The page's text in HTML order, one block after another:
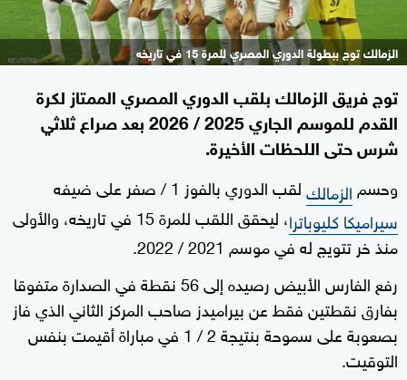
الزمالك توج ببطولة الدوري المصري للمرة 15 في تاريخه
توج فريق الزمالك بلقب الدوري المصري الممتاز لكرة
القدم للموسم الجاري 2025 / 2026 بعد صراع ثلاثي
شرس حتى اللحظات الأخيرة.
وحسمالزمالكلقب الدوري بالفوز 1 / صفر على ضيفه
سيراميكا كليوباترا
، ليحقق اللقب للمرة 15 في تاريخه، والأولى
منذ خر تتويج له في موسم 2021 / 2022.
رفع الفارس الأبيض رصيده إلى 56 نقطة في الصدارة متفوقا
بفارق نقطتين فقط عن بيراميدز صاحب المركز الثاني الذي فاز
بصعوبة على سموحة بنتيجة 2 / 1 في مباراة أقيمت بنفس
التوقيت.